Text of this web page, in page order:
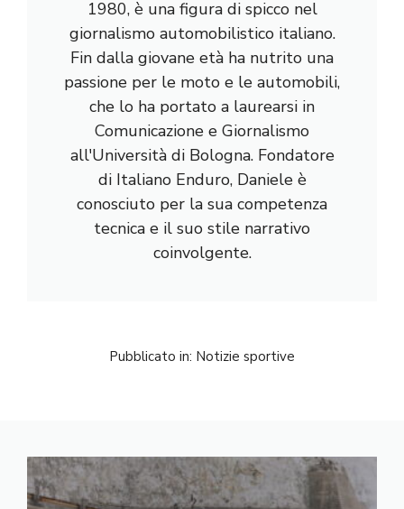
1980, è una figura di spicco nel
giornalismo automobilistico italiano.
Fin dalla giovane età ha nutrito una
passione per le moto e le automobili,
che lo ha portato a laurearsi in
Comunicazione e Giornalismo
all'Università di Bologna. Fondatore
di Italiano Enduro, Daniele è
conosciuto per la sua competenza
tecnica e il suo stile narrativo
coinvolgente.
Pubblicato in: Notizie sportive